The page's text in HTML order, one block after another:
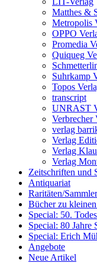
Matthes &
Metropolis
OPPO
Promedia
Quiqueg
Suhrkamp
Topos
transcript
UNRAST
Verbrecher
verlag
Verlag
Verlag
Verlag
Zeitschriften und
Antiquariat
Raritäten/
Bücher zu kleinen
Special: 50.
Special: 80 Jahre
Special: Erich
Angebote
Neue Artikel